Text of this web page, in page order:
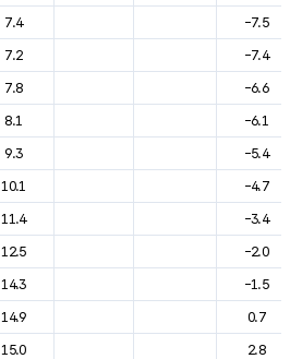
7.4
-7.5
7.2
-7.4
7.8
-6.6
8.1
-6.1
9.3
-5.4
10.1
-4.7
11.4
-3.4
12.5
-2.0
14.3
-1.5
14.9
0.7
15.0
2.8